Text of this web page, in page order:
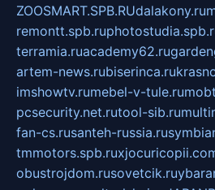
ZOOSMART.SPB.RUdalakony.ru
remontt.spb.ru
terramia.ruacademy62.ru
artem-news.rubiserinca.ru
imshowtv.rumebel-v-tule.ru
pcsecurity.net.rutool-sib.ru
fan-cs.rusanteh-russia.ru
tmmotors.spb.ru
obustrojdom.rusovetcik.ru